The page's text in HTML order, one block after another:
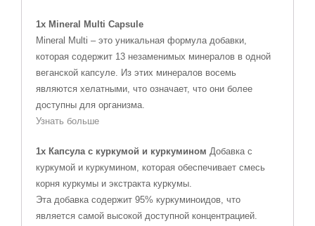
1x Mineral Multi Capsule
Mineral Multi – это уникальная формула добавки,
которая содержит 13 незаменимых минералов в одной
веганской капсуле. Из этих минералов восемь
являются хелатными, что означает, что они более
доступны для организма.
Узнать больше
1x Капсула с куркумой и куркумином Добавка с
куркумой и куркумином, которая обеспечивает смесь
корня куркумы и экстракта куркумы.
Эта добавка содержит 95% куркуминоидов, что
является самой высокой доступной концентрацией.